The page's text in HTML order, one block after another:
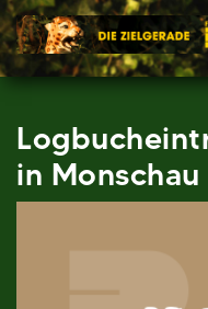
Skip
to
content
in Monschau